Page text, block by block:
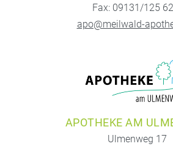
Fax: 09131/125
apo@meilwald-
APOTHEKE AM
Ulmenweg 17